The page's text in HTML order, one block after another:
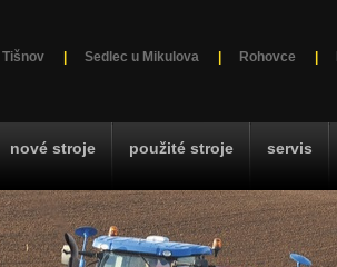
Tišnov Sedlec u Mikulova Rohovce
nové stroje použité stroje servis